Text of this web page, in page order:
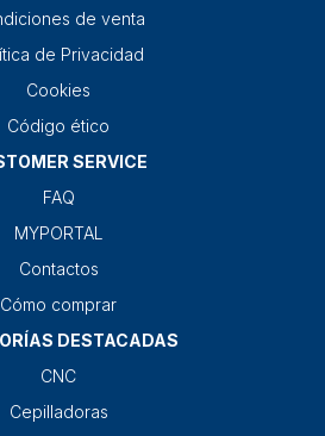
de venta
de Privacidad
Cookies
Código ético
SERVICE
FAQ
MYPORTAL
Contactos
Cómo comprar
DESTACADAS
CNC
Cepilladoras